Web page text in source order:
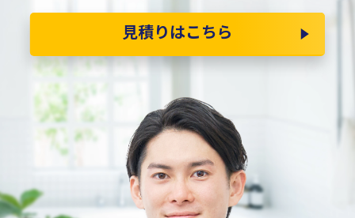
見積りはこちら